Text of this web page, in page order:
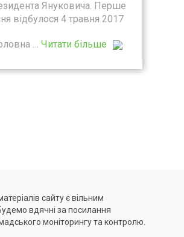
Януковича. Перше
відбулося 4 травня 2017
… Читати більше
сайту є вільним
вдячні за посилання
моніторингу та контролю.